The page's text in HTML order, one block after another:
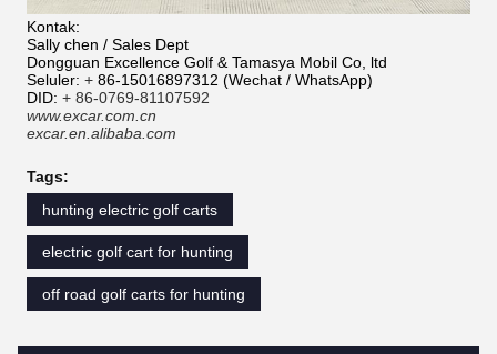
Kontak:
Sally chen / Sales Dept
Dongguan Excellence Golf & Tamasya Mobil Co, ltd
Seluler: + 86-15016897312 (Wechat / WhatsApp)
DID: + 86-0769-81107592
www.excar.com.cn
excar.en.alibaba.com
Tags:
hunting electric golf carts
electric golf cart for hunting
off road golf carts for hunting